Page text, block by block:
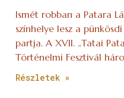
Ismét robban a Patara
színhelye lesz a
partja. A XVII. „Tatai
Történelmi Fesztivál
Részletek »